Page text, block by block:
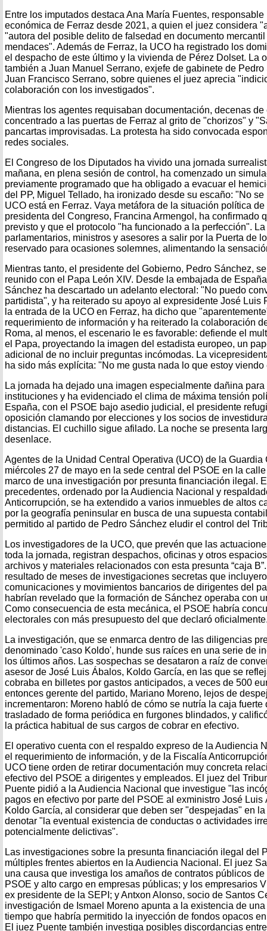
Entre los imputados destaca Ana María Fuentes,
económica de Ferraz desde 2021, a quien el juez considera
"autora del posible delito de falsedad en documento
mendaces". Además de Ferraz, la UCO ha registrado los
el despacho de este último y la vivienda de Pérez Dolset. La
también a Juan Manuel Serrano, exjefe de gabinete de
Juan Francisco Serrano, sobre quienes el juez aprecia
colaboración con los investigados".
Mientras los agentes requisaban documentación, decenas
concentrado a las puertas de Ferraz al grito de "chorizos" y
pancartas improvisadas. La protesta ha sido convocada
redes sociales.
El Congreso de los Diputados ha vivido una jornada
mañana, en plena sesión de control, ha comenzado un
previamente programado que ha obligado a evacuar el
del PP, Miguel Tellado, ha ironizado desde su escaño: "No
UCO está en Ferraz. Vaya metáfora de la situación política
presidenta del Congreso, Francina Armengol, ha confirmado
previsto y que el protocolo "ha funcionado a la perfección".
parlamentarios, ministros y asesores a salir por la Puerta de
reservado para ocasiones solemnes, alimentando la
Mientras tanto, el presidente del Gobierno, Pedro Sánchez,
reunido con el Papa León XIV. Desde la embajada de
Sánchez ha descartado un adelanto electoral: "No puedo
partidista", y ha reiterado su apoyo al expresidente José Luis
la entrada de la UCO en Ferraz, ha dicho que
requerimiento de información y ha reiterado la colaboración
Roma, al menos, el escenario le es favorable: defiende el
el Papa, proyectando la imagen del estadista europeo, un
adicional de no incluir preguntas incómodas. La
ha sido más explícita: "No me gusta nada lo que estoy
La jornada ha dejado una imagen especialmente dañina
instituciones y ha evidenciado el clima de máxima tensión
España, con el PSOE bajo asedio judicial, el presidente
oposición clamando por elecciones y los socios de
distancias. El cuchillo sigue afilado. La noche se presenta
desenlace.
Agentes de la Unidad Central Operativa (UCO) de la
miércoles 27 de mayo en la sede central del PSOE en la
marco de una investigación por presunta financiación ilegal.
precedentes, ordenado por la Audiencia Nacional y
Anticorrupción, se ha extendido a varios inmuebles de altos
por la geografía peninsular en busca de una supuesta
permitido al partido de Pedro Sánchez eludir el control del
Los investigadores de la UCO, que prevén que las
toda la jornada, registran despachos, oficinas y otros
archivos y materiales relacionados con esta presunta “caja
resultado de meses de investigaciones secretas que
comunicaciones y movimientos bancarios de dirigentes del
habrían revelado que la formación de Sánchez operaba con
Como consecuencia de esta mecánica, el PSOE habría
electorales con más presupuesto del que declaró
La investigación, que se enmarca dentro de las diligencias
denominado 'caso Koldo', hunde sus raíces en una serie de
los últimos años. Las sospechas se desataron a raíz de
asesor de José Luis Ábalos, Koldo García, en las que se
cobraba en billetes por gastos anticipados, a veces de 500
entonces gerente del partido, Mariano Moreno, lejos de
incrementaron: Moreno habló de cómo se nutría la caja
trasladado de forma periódica en furgones blindados, y
la práctica habitual de sus cargos de cobrar en efectivo.
El operativo cuenta con el respaldo expreso de la Audiencia
el requerimiento de información, y de la Fiscalía
UCO tiene orden de retirar documentación muy concreta
efectivo del PSOE a dirigentes y empleados. El juez del
Puente pidió a la Audiencia Nacional que investigue "las
pagos en efectivo por parte del PSOE al exministro José Luis
Koldo García, al considerar que deben ser "despejadas" en
denotar "la eventual existencia de conductas o actividades
potencialmente delictivas".
Las investigaciones sobre la presunta financiación ilegal del
múltiples frentes abiertos en la Audiencia Nacional. El juez
una causa que investiga los amaños de contratos públicos
PSOE y alto cargo en empresas públicas; y los empresarios
ex presidente de la SEPI; y Antxon Alonso, socio de Santos
investigación de Ismael Moreno apunta a la existencia de
tiempo que habría permitido la inyección de fondos opacos
El juez Puente también investiga posibles discordancias